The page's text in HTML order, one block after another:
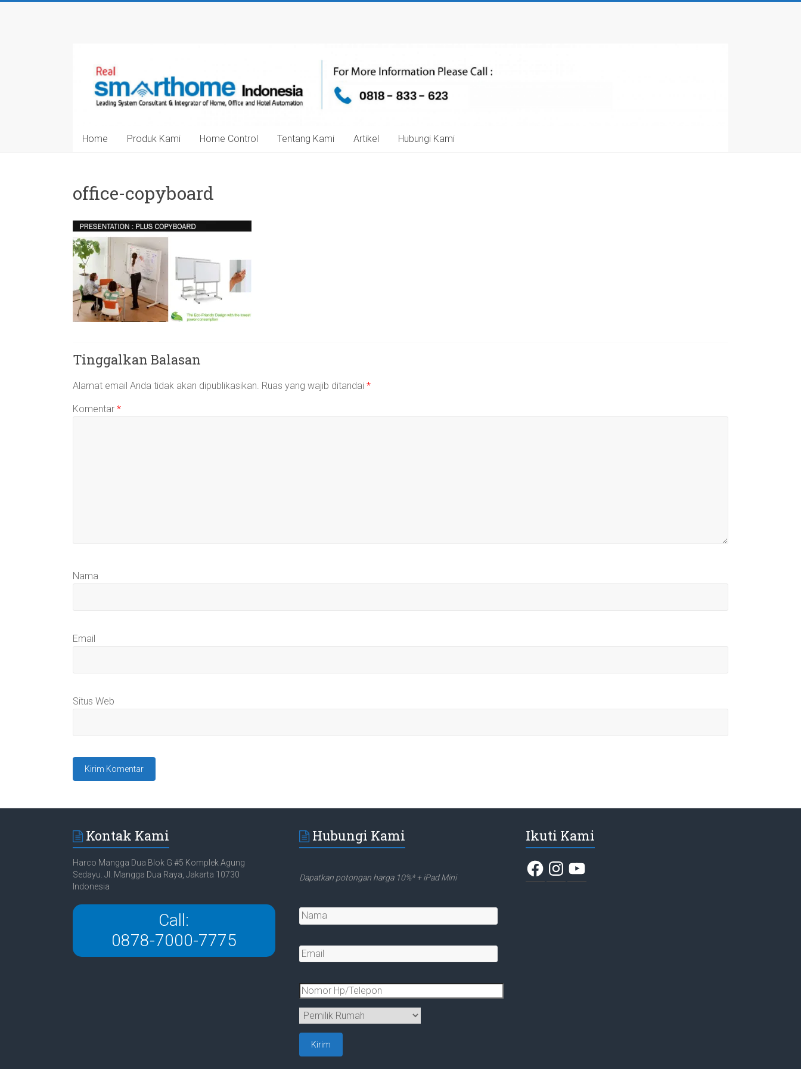
Indonesia
Leading
System
Consultant
Integrator
and
Automation
Home Produk Kami Home Control Tentang Kami Artikel Hubungi Kami
office-copyboard
Tinggalkan Balasan
Alamat email Anda tidak akan dipublikasikan. Ruas yang wajib ditandai *
Komentar *
Nama
Email
Situs Web
Kontak Kami
Harco Mangga Dua Blok G #5 Komplek Agung
Sedayu. Jl. Mangga Dua Raya, Jakarta 10730
Indonesia
Call:
0878-7000-7775
Hubungi Kami
Dapatkan potongan harga 10%* + iPad Mini
Ikuti Kami
FacebookInstagram
YouTube